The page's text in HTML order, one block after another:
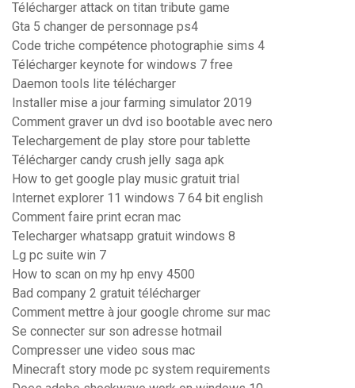
Télécharger attack on titan tribute game
Gta 5 changer de personnage ps4
Code triche compétence photographie sims 4
Télécharger keynote for windows 7 free
Daemon tools lite télécharger
Installer mise a jour farming simulator 2019
Comment graver un dvd iso bootable avec nero
Telechargement de play store pour tablette
Télécharger candy crush jelly saga apk
How to get google play music gratuit trial
Internet explorer 11 windows 7 64 bit english
Comment faire print ecran mac
Telecharger whatsapp gratuit windows 8
Lg pc suite win 7
How to scan on my hp envy 4500
Bad company 2 gratuit télécharger
Comment mettre à jour google chrome sur mac
Se connecter sur son adresse hotmail
Compresser une video sous mac
Minecraft story mode pc system requirements